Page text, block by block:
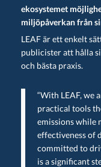
ekosystemet
miljöpåverkan från
LEAF är ett enkelt
publicister att hålla
och bästa praxis.
“With LEAF, we
practical tools
emissions while
effectiveness of
committed to
is a significant